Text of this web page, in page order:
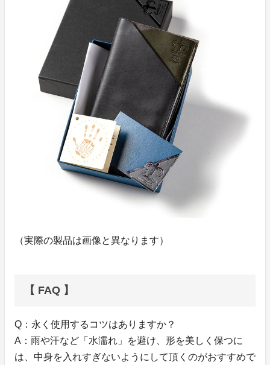
（実際の製品は画像と異なります）
【 FAQ 】
Q：永く使用するコツはありますか？
A：雨や汗など「水濡れ」を避け、形を美しく保つに
は、中身を入れすぎないようにして頂くのがおすすめで